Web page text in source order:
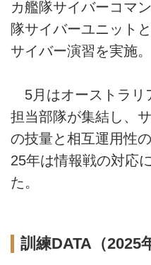
カ艦隊サイバーコマ
隊サイバーユニット
サイバー演習を実施。
5月はオーストラリ
担当部隊が集結し、
の技量と相互運用性
25年は情報戦の対応
た。
訓練DATA（2025